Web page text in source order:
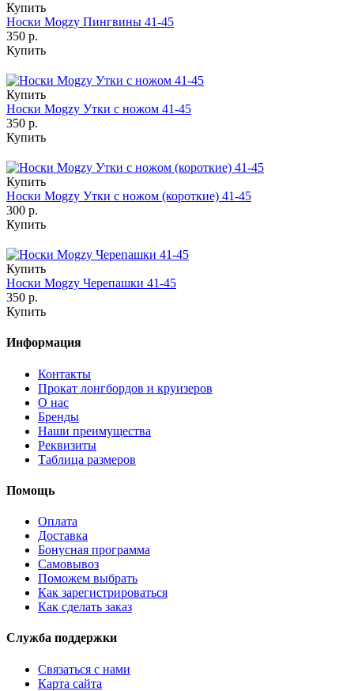
Купить
Носки Mogzy Пингвины 41-45
350 р.
Купить
Купить
Носки Mogzy Утки с ножом 41-45
350 р.
Купить
Купить
Носки Mogzy Утки с ножом (короткие) 41-45
300 р.
Купить
Купить
Носки Mogzy Черепашки 41-45
350 р.
Купить
Информация
Контакты
Прокат лонгбордов и круизеров
О нас
Бренды
Наши преимущества
Реквизиты
Таблица размеров
Помощь
Оплата
Доставка
Бонусная программа
Самовывоз
Поможем выбрать
Как зарегистрироваться
Как сделать заказ
Служба поддержки
Связаться с нами
Карта сайта